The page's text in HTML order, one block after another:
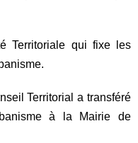
Territoriale qui fixe les
Territorial a transféré
à la Mairie de